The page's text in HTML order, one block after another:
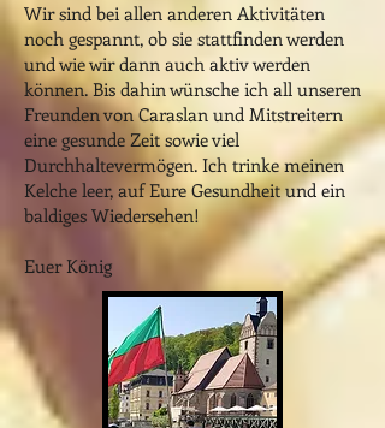
Wir sind bei allen anderen Aktivitäten
noch gespannt, ob sie stattfinden werden
und wie wir dann auch aktiv werden
können. Bis dahin wünsche ich all unseren
Freunden von Caraslan und Mitstreitern
eine gesunde Zeit sowie viel
Durchhaltevermögen. Ich trinke meinen
Kelche leer, auf Eure Gesundheit und ein
baldiges Wiedersehen!
Euer König